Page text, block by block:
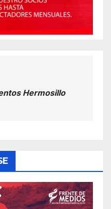
Hermosillo